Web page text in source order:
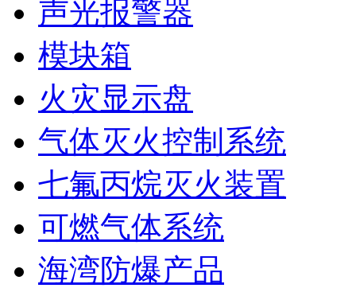
声光报警器
模块箱
火灾显示盘
气体灭火控制系统
七氟丙烷灭火装置
可燃气体系统
海湾防爆产品